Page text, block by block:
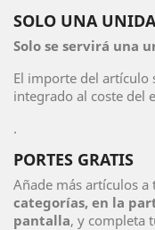
SOLO UNA
Solo se servirá una
El importe del artículo
integrado al coste del
.
PORTES GRATIS
Añade más artículos a
categorías, en la
pantalla, y completa